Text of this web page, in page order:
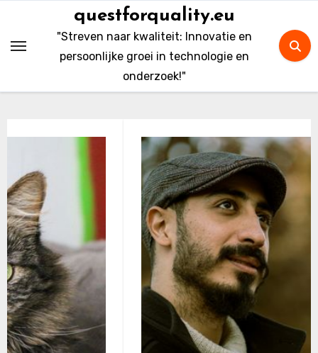
content
questforquality.eu
"Streven naar kwaliteit: Innovatie en
persoonlijke groei in technologie en
onderzoek!"